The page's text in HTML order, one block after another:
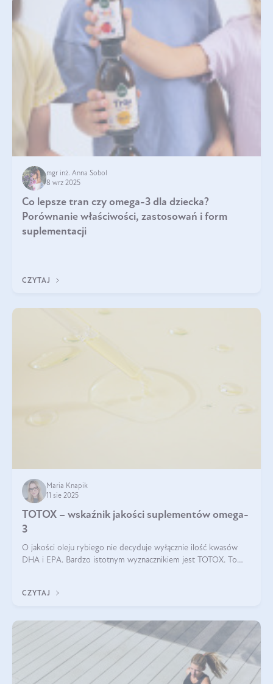
mgr inż. Anna Sobol
8 wrz 2025
Co lepsze tran czy omega-3 dla dziecka?
Porównanie właściwości, zastosowań i form
suplementacji
CZYTAJ
Maria Knapik
11 sie 2025
TOTOX – wskaźnik jakości suplementów omega-
3
O jakości oleju rybiego nie decyduje wyłącznie ilość kwasów
DHA i EPA. Bardzo istotnym wyznacznikiem jest TOTOX. To
CZYTAJ